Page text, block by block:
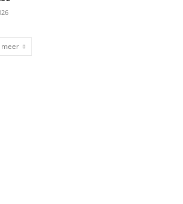
meer